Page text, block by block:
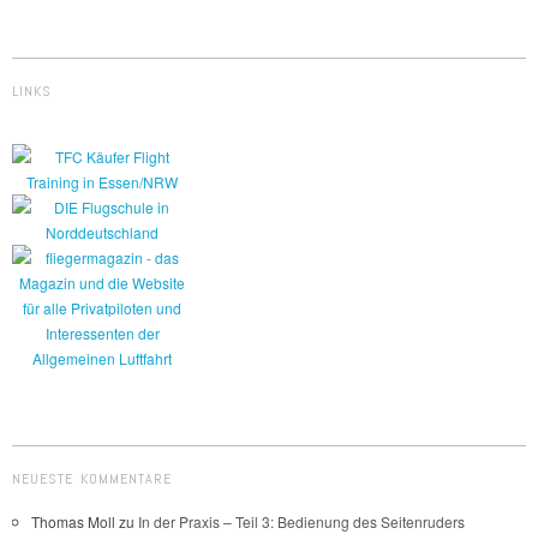
LINKS
NEUESTE KOMMENTARE
Thomas Moll zu In der Praxis – Teil 3: Bedienung des Seitenruders